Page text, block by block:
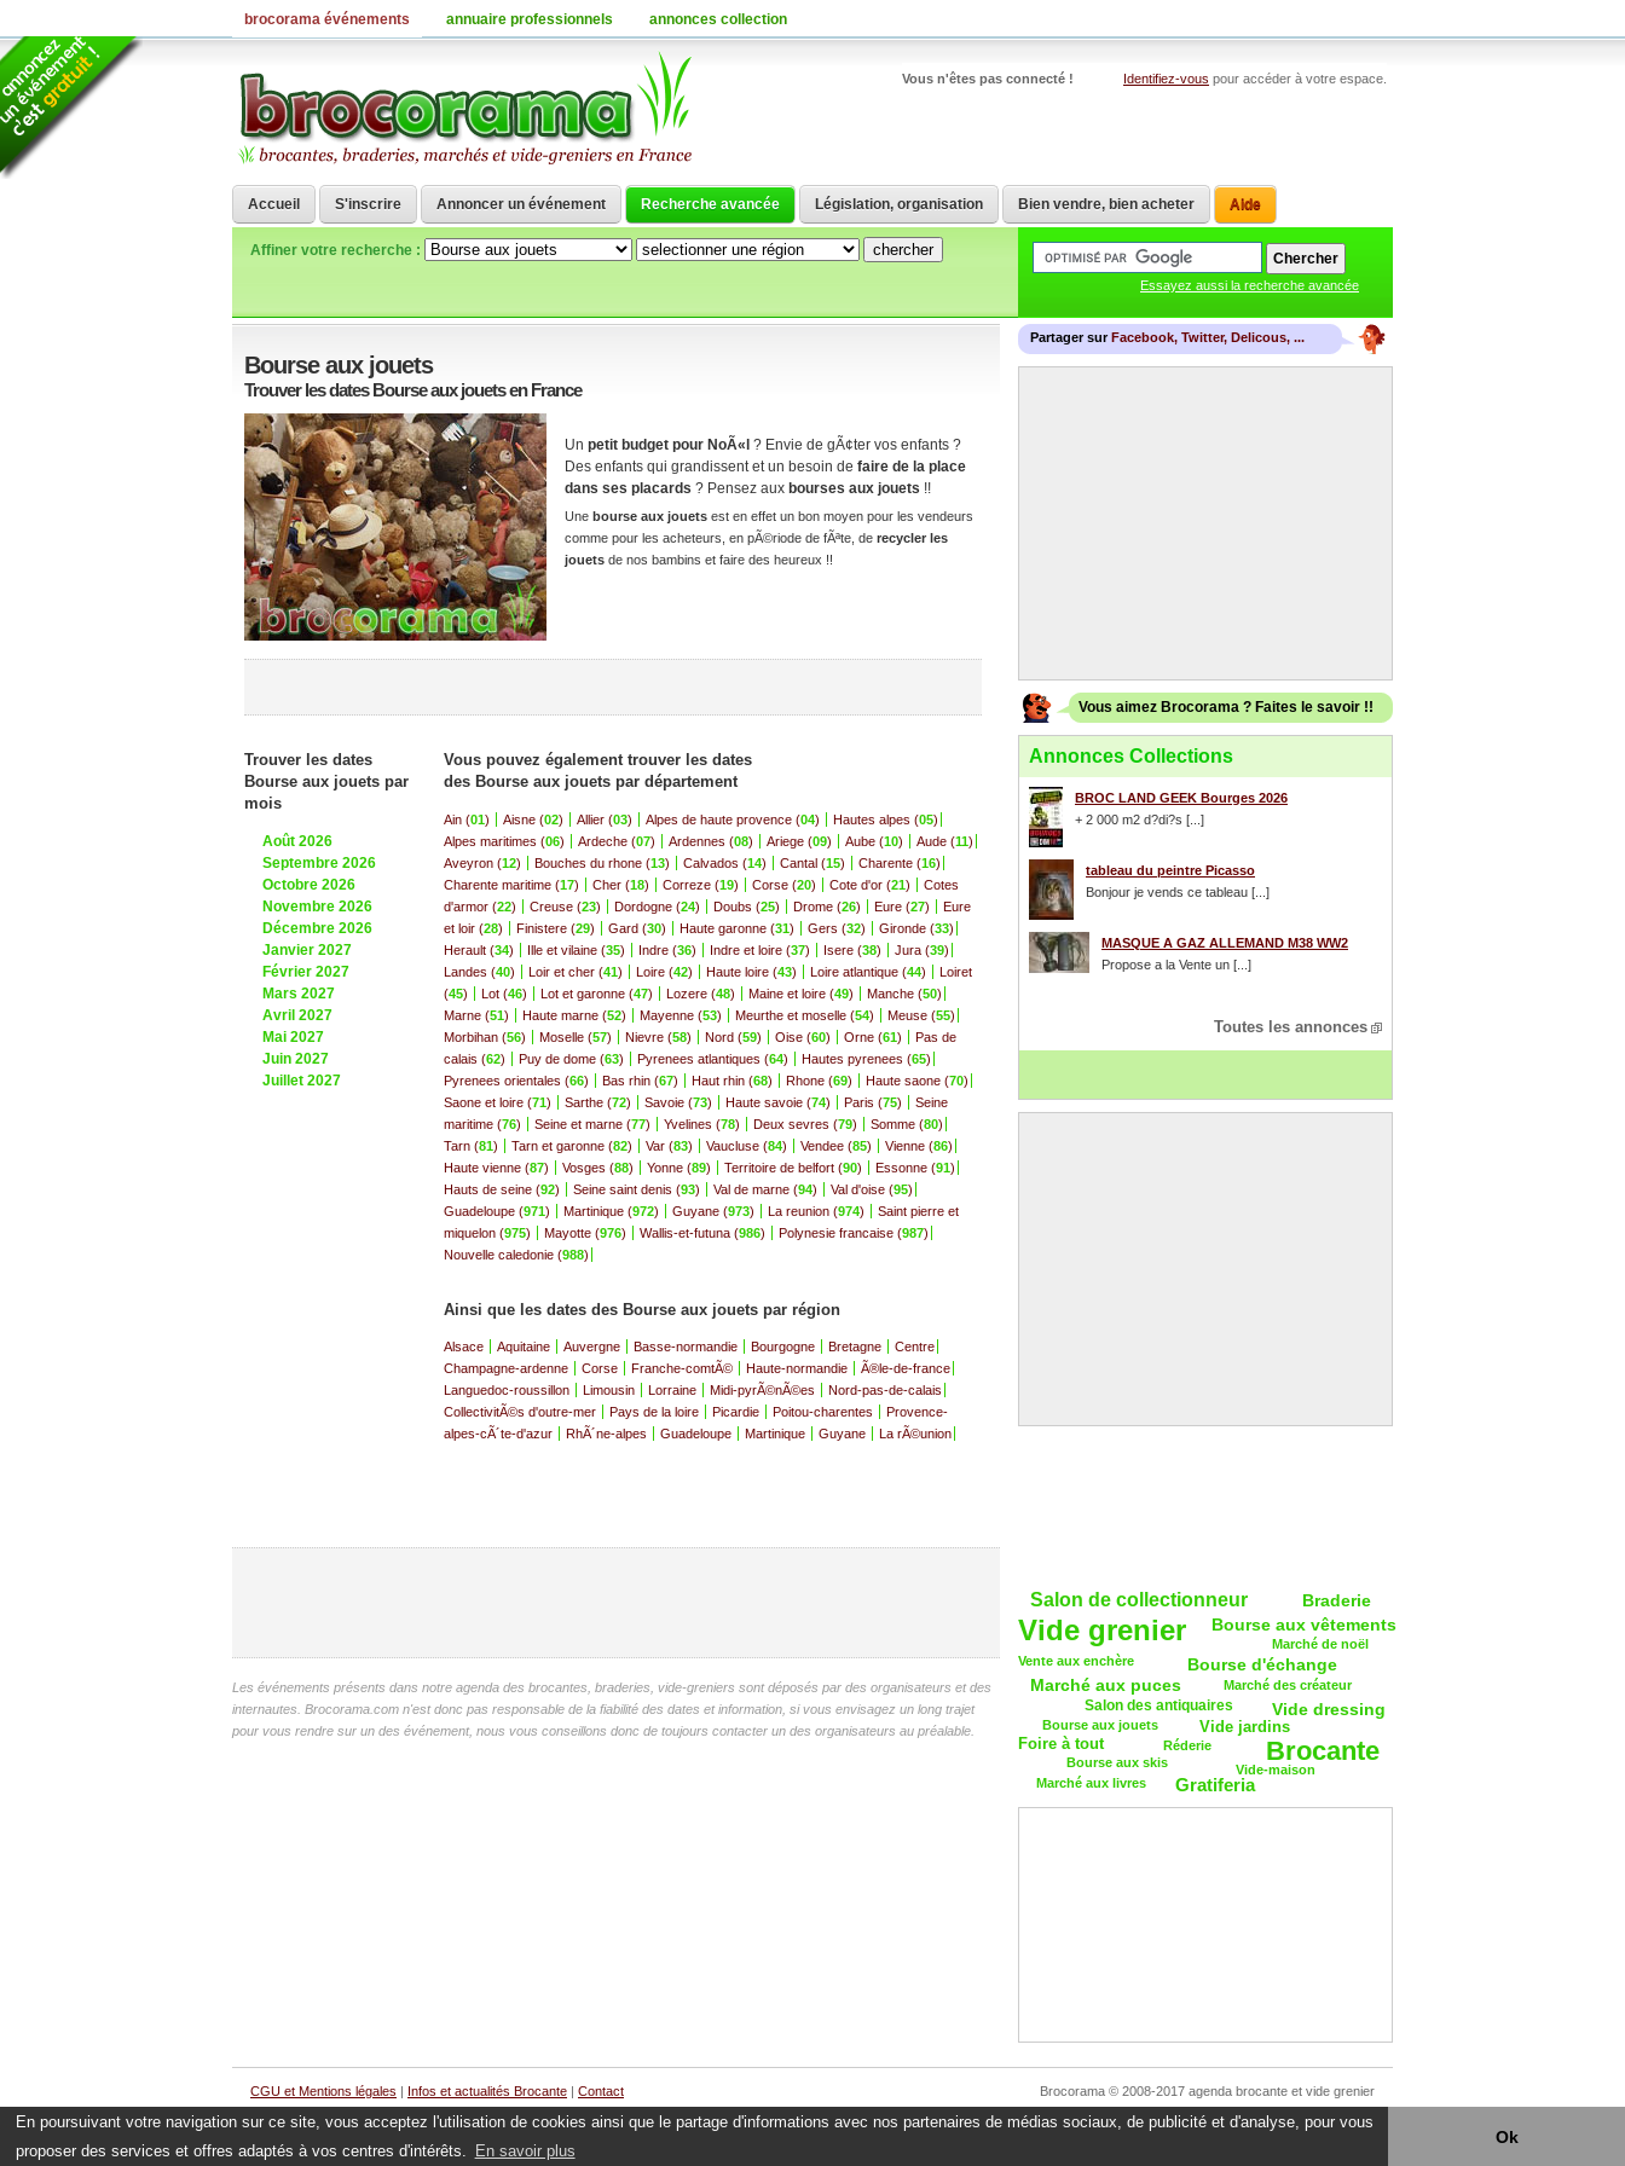
En poursuivant votre navigation sur ce site, vous acceptez l'utilisation de cookies ainsi que le partage d'informations avec nos partenaires de médias sociaux, de publicité et d'analyse, pour vous
proposer des services et offres adaptés à vos centres d'intérêts.
En savoir plus
Ok
Vous n'êtes pas connecté ! Identifiez-vous pour accéder à votre espace.
Accueil S'inscrire Annoncer un événement Recherche avancée Législation, organisation Bien vendre, bien acheter Aide
Affiner votre recherche :
Essayez aussi la recherche avancée
Bourse aux jouets
Trouver les dates Bourse aux jouets en France
Un petit budget pour NoÃ«l ? Envie de gÃ¢ter vos enfants ?
Des enfants qui grandissent et un besoin de faire de la place
dans ses placards ? Pensez aux bourses aux jouets !!
Une bourse aux jouets est en effet un bon moyen pour les vendeurs
comme pour les acheteurs, en pÃ©riode de fÃªte, de recycler les
jouets de nos bambins et faire des heureux !!
Trouver les dates
Bourse aux jouets par
mois
Août 2026
Septembre 2026
Octobre 2026
Novembre 2026
Décembre 2026
Janvier 2027
Février 2027
Mars 2027
Avril 2027
Mai 2027
Juin 2027
Juillet 2027
Vous pouvez également trouver les dates
des Bourse aux jouets par département
Ain (01) Aisne (02) Allier (03) Alpes de haute provence (04) Hautes alpes (05)
Alpes maritimes (06) Ardeche (07) Ardennes (08) Ariege (09) Aube (10) Aude (11)
Aveyron (12) Bouches du rhone (13) Calvados (14) Cantal (15) Charente (16)
Charente maritime (17) Cher (18) Correze (19) Corse (20) Cote d'or (21)
Cotes
d'armor (22) Creuse (23) Dordogne (24) Doubs (25) Drome (26) Eure (27)
Eure
et loir (28) Finistere (29) Gard (30) Haute garonne (31) Gers (32) Gironde (33)
Herault (34) Ille et vilaine (35) Indre (36) Indre et loire (37) Isere (38) Jura (39)
Landes (40) Loir et cher (41) Loire (42) Haute loire (43) Loire atlantique (44)
Loiret
(45) Lot (46) Lot et garonne (47) Lozere (48) Maine et loire (49) Manche (50)
Marne (51) Haute marne (52) Mayenne (53) Meurthe et moselle (54) Meuse (55)
Morbihan (56) Moselle (57) Nievre (58) Nord (59) Oise (60) Orne (61)
Pas de
calais (62) Puy de dome (63) Pyrenees atlantiques (64) Hautes pyrenees (65)
Pyrenees orientales (66) Bas rhin (67) Haut rhin (68) Rhone (69) Haute saone (70)
Saone et loire (71) Sarthe (72) Savoie (73) Haute savoie (74) Paris (75)
Seine
maritime (76) Seine et marne (77) Yvelines (78) Deux sevres (79) Somme (80)
Tarn (81) Tarn et garonne (82) Var (83) Vaucluse (84) Vendee (85) Vienne (86)
Haute vienne (87) Vosges (88) Yonne (89) Territoire de belfort (90) Essonne (91)
Hauts de seine (92) Seine saint denis (93) Val de marne (94) Val d'oise (95)
Guadeloupe (971) Martinique (972) Guyane (973) La reunion (974)
Saint pierre et
miquelon (975) Mayotte (976) Wallis-et-futuna (986) Polynesie francaise (987)
Nouvelle caledonie (988)
Ainsi que les dates des Bourse aux jouets par région
Alsace Aquitaine Auvergne Basse-normandie Bourgogne Bretagne
Centre
Champagne-ardenne
Corse Franche-comtÃ© Haute-normandie
Ã®le-de-france
Languedoc-roussillon
Limousin Lorraine Midi-pyrÃ©nÃ©es
Nord-pas-de-calais
CollectivitÃ©s d'outre-mer
Pays de la loire Picardie Poitou-charentes
Provence-
alpes-cÃ´te-d'azur
RhÃ´ne-alpes Guadeloupe Martinique Guyane La rÃ©union
Les événements présents dans notre agenda des brocantes, braderies, vide-greniers sont déposés par des organisateurs et des
internautes. Brocorama.com n'est donc pas responsable de la fiabilité des dates et information, si vous envisagez un long trajet
pour vous rendre sur un des événement, nous vous conseillons donc de toujours contacter un des organisateurs au préalable.
Partager surFacebook, Twitter, Delicous, ...
Vous aimez Brocorama ? Faites le savoir !!
Annonces Collections
BROC LAND GEEK Bourges 2026
+ 2 000 m2 d?di?s [...]
tableau du peintre Picasso
Bonjour je vends ce tableau [...]
MASQUE A GAZ ALLEMAND M38 WW2
Propose a la Vente un [...]
Toutes les annonces
Vide grenier
Brocante
Braderie
Marché aux puces
Vide dressing
Bourse d'échange
Salon de collectionneur
Foire à tout Réderie
Marché des créateur
Vente aux enchère
Bourse aux jouets
Salon des antiquaires
Bourse aux vêtements
Vide jardins
Marché de noël
Bourse aux skis
Vide-maison
Marché aux livres
Gratiferia
Brocorama © 2008-2017 agenda brocante et vide grenier
CGU et Mentions légales | Infos et actualités Brocante | Contact
brocorama événements annuaire professionnels annonces collection